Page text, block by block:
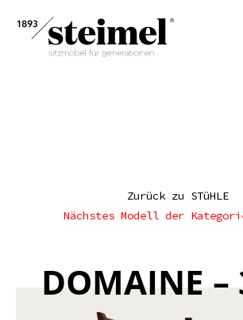
Zurück zu STüHLE
Nächstes Modell der
DOMAINE –